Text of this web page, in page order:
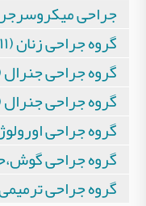
جراحی
گروه جراحی زنان (۱۱)
گروه جراحی جنرال (1)
گروه جراحی جنرال (2)
گروه جراحی
گروه جراحی
گروه جراحی ترمیمی